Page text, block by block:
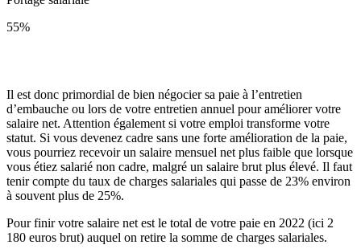
55%
Il est donc primordial de bien négocier sa paie à l’entretien
d’embauche ou lors de votre entretien annuel pour améliorer votre
salaire net. Attention également si votre emploi transforme votre
statut. Si vous devenez cadre sans une forte amélioration de la paie,
vous pourriez recevoir un salaire mensuel net plus faible que lorsque
vous étiez salarié non cadre, malgré un salaire brut plus élevé. Il faut
tenir compte du taux de charges salariales qui passe de 23% environ
à souvent plus de 25%.
Pour finir votre salaire net est le total de votre paie en 2022 (ici 2
180 euros brut) auquel on retire la somme de charges salariales.